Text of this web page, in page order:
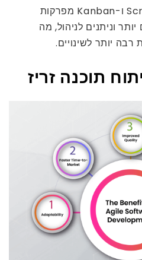
מתודולוגיות זריזות כמו Scrum ו-Kanban מפרקות
וניתנים לניהול, מה
יותר לשינויים.
תוכנה זריז